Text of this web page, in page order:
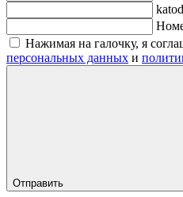
Нажимая на галочку, я
персональных данных и
Отправить